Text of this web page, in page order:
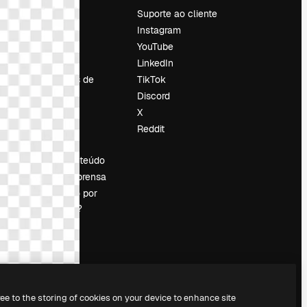
Sobre nós
Emprego
Tendências de
pesquisa
Blog
Eventos
Slidesgo
Vender conteúdo
Sala de imprensa
Procurando por
magnific.ai?
Suporte ao cliente
Instagram
YouTube
LinkedIn
TikTok
Discord
X
Reddit
to the storing of cookies on your device to enhance site